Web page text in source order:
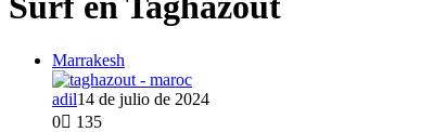
Marrakesh
adil14 de julio de 2024
0
135